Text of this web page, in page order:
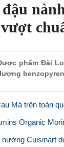
phẩm Đài
Má trên toàn
Organic
Cuisinart